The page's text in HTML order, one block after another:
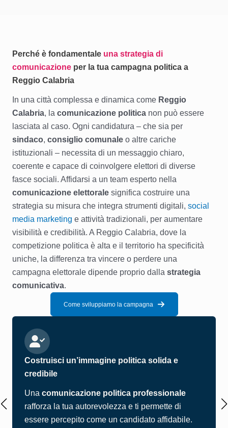
Perché è fondamentale una strategia di
comunicazione per la tua campagna politica a
Reggio Calabria
In una città complessa e dinamica come Reggio
Calabria, la comunicazione politica non può essere
lasciata al caso. Ogni candidatura – che sia per
sindaco, consiglio comunale o altre cariche
istituzionali – necessita di un messaggio chiaro,
coerente e capace di coinvolgere elettori di diverse
fasce sociali. Affidarsi a un team esperto nella
comunicazione elettorale significa costruire una
strategia su misura che integra strumenti digitali, social
media marketing e attività tradizionali, per aumentare
visibilità e credibilità. A Reggio Calabria, dove la
competizione politica è alta e il territorio ha specificità
uniche, la differenza tra vincere o perdere una
campagna elettorale dipende proprio dalla strategia
comunicativa.
Come sviluppiamo la campagna
Costruisci un’immagine politica solida e
credibile
Una comunicazione politica professionale
rafforza la tua autorevolezza e ti permette di
essere percepito come un candidato affidabile.